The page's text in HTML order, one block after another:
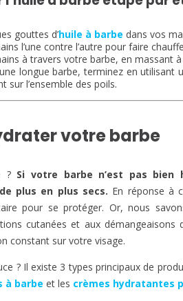
gouttes d’huile à barbe dans vos
l’une contre l’autre pour faire
à travers votre barbe, en massant
longue barbe, terminez en utilisant
sur l’ensemble des poils.
votre barbe
? Si votre barbe n’est pas
plus en plus secs. En réponse à
pour se protéger. Or, nous
cutanées et aux démangeaisons
constant sur votre visage.
? Il existe 3 types principaux de
à barbe et les crèmes hydratantes